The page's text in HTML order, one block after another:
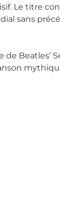
Le titre
sans
de